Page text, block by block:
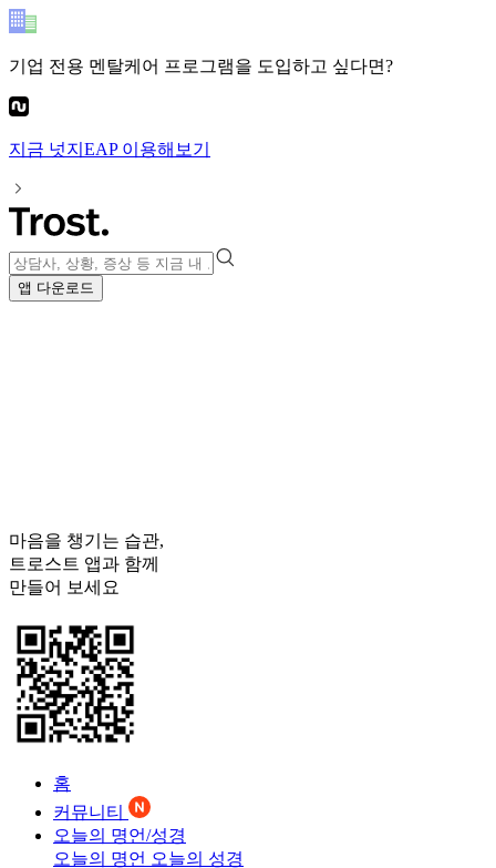
기업 전용 멘탈케어 프로그램을 도입하고 싶다면?
지금 넛지EAP이용해보기
앱 다운로드
마음을 챙기는 습관,
트로스트 앱과 함께
만들어 보세요
홈
커뮤니티
오늘의 명언/성경
오늘의 명언 오늘의 성경